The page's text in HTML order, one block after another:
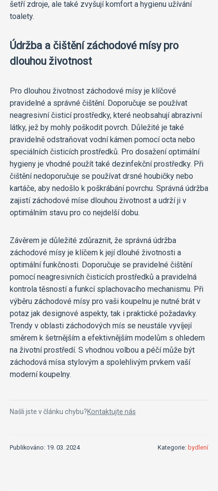
šetří zdroje, ale také zvyšují komfort a hygienu užívání
toalety.
Údržba a čištění záchodové mísy pro
dlouhou životnost
Pro dlouhou životnost záchodové mísy je klíčové
pravidelné a správné čištění. Doporučuje se používat
neagresivní čisticí prostředky, které neobsahují abrazivní
látky, jež by mohly poškodit povrch. Důležité je také
pravidelně odstraňovat vodní kámen pomocí octa nebo
speciálních čisticích prostředků. Pro dosažení optimální
hygieny je vhodné použít také dezinfekční prostředky. Při
čištění nedoporučuje se používat drsné houbičky nebo
kartáče, aby nedošlo k poškrábání povrchu. Správná údržba
zajistí záchodové míse dlouhou životnost a udrží ji v
optimálním stavu pro co nejdelší dobu.
Závěrem je důležité zdůraznit, že správná údržba
záchodové mísy je klíčem k její dlouhé životnosti a
optimální funkčnosti. Doporučuje se pravidelné čištění
pomocí neagresivních čisticích prostředků a pravidelná
kontrola těsností a funkcí splachovacího mechanismu. Při
výběru záchodové mísy pro vaši koupelnu je nutné brát v
potaz jak designové aspekty, tak i praktické požadavky.
Trendy v oblasti záchodových mís se neustále vyvíjejí
směrem k šetrnějším a efektivnějším modelům s ohledem
na životní prostředí. S vhodnou volbou a péčí může být
záchodová mísa stylovým a spolehlivým prvkem vaší
moderní koupelny.
Našli jste v článku chybu?Kontaktujte nás
Publikováno: 19. 03. 2024 Kategorie: bydlení